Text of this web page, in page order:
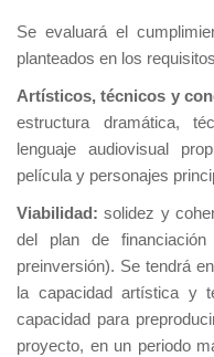
Se evaluará el
planteados en los
Artísticos, técnicos y
estructura dramática,
lenguaje audiovisual
película y personajes
Viabilidad:solidez y
del plan de
preinversión). Se tendrá
la capacidad artística y
capacidad para
proyecto, en un periodo